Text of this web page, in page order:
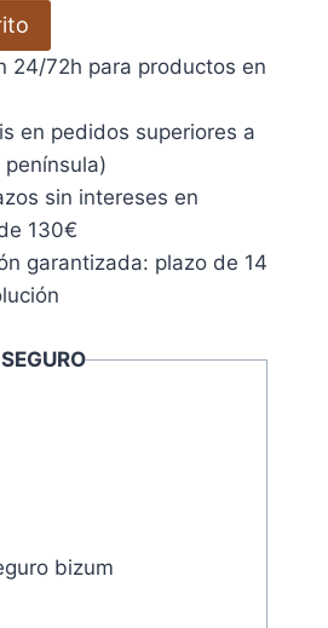
24/72h para productos en
en pedidos superiores a
sin intereses en
130€
garantizada: plazo de 14